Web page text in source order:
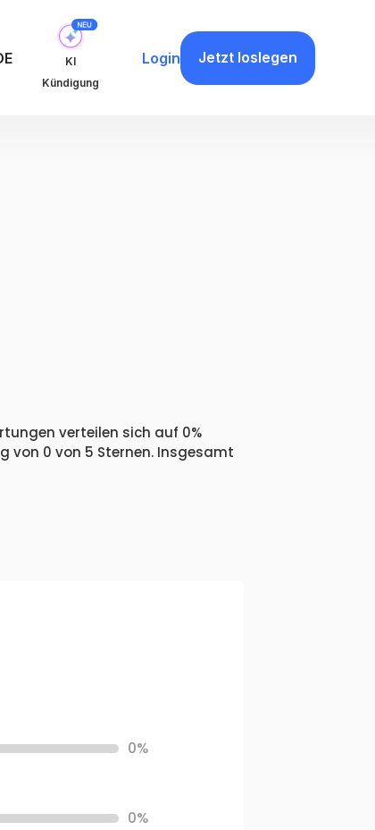
KI
Kündigung
Login Jetzt loslegen
verteilen sich auf 0%
von 0 von 5 Sternen. Insgesamt
0%
0%